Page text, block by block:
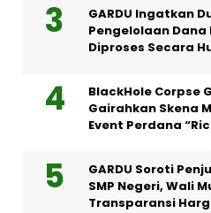
GARDU Ingatkan
Pengelolaan Dana
Diproses Secara
BlackHole Corpse
Gairahkan Skena
Event Perdana
GARDU Soroti
SMP Negeri, Wali
Transparansi